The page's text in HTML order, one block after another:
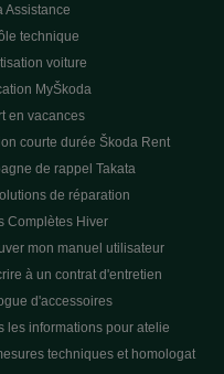
Assistance
technique
voiture
MyŠkoda
en vacances
courte durée Škoda Rent
de rappel Takata
de réparation
Complètes Hiver
mon manuel utilisateur
à un contrat d'entretien
d'accessoires
les informations pour atelie
techniques et homologat